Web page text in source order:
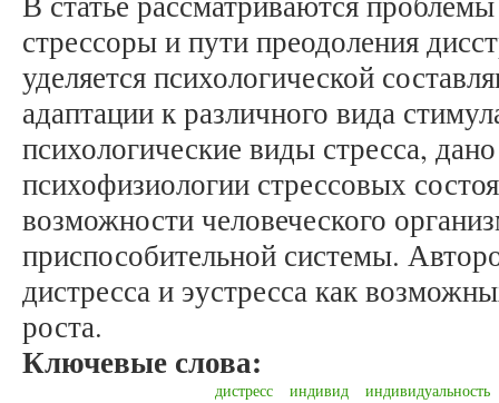
стрессоры и пути преодоления
уделяется психологической
адаптации к различного вида
психологические виды стресса,
психофизиологии стрессовых
возможности человеческого
приспособительной системы.
дистресса и эустресса как
роста.
Ключевые слова:
дистресс индивид индивидуальность